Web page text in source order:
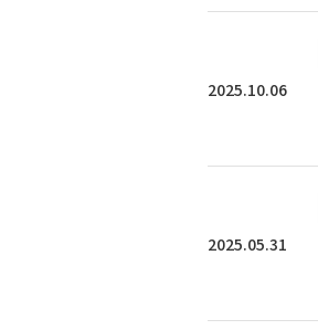
2025.10.06
2025.05.31